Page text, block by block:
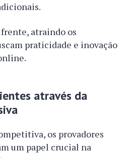
atraindo os
praticidade e inovação
através da
os provadores
um papel crucial na